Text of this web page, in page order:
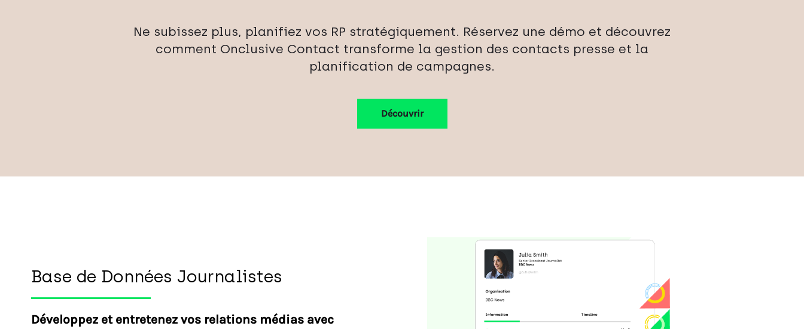
Ne subissez plus, planifiez vos RP stratégiquement. Réservez une démo et découvrez
comment Onclusive Contact transforme la gestion des contacts presse et la
planification de campagnes.
Découvrir
Base de Données Journalistes
Développez et entretenez vos relations médias avec